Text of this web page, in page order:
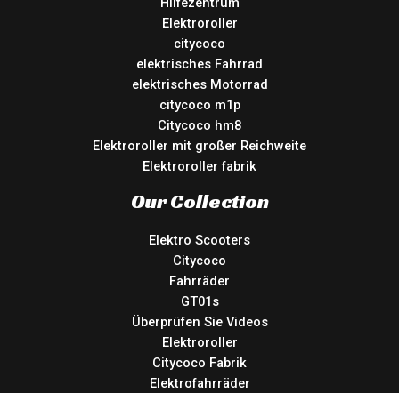
Elektroroller
citycoco
elektrisches Fahrrad
elektrisches Motorrad
citycoco m1p
Citycoco hm8
Elektroroller mit großer Reichweite
Elektroroller fabrik
Our Collection
Elektro Scooters
Citycoco
Fahrräder
GT01s
Überprüfen Sie Videos
Elektroroller
Citycoco Fabrik
Elektrofahrräder